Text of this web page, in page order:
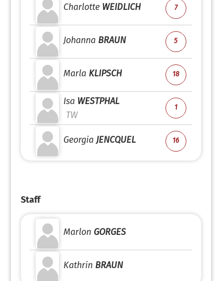
Charlotte WEIDLICH 7
Johanna BRAUN 5
Marla KLIPSCH 18
Isa WESTPHAL
TW
1
Georgia JENCQUEL 16
Staff
Marlon GORGES
Kathrin BRAUN